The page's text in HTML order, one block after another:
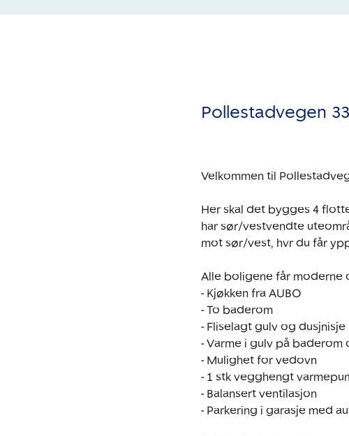
Pollestadvegen
Velkommen til
Her skal det bygges 4
har sør/vestvendte
mot sør/vest, hvr du får
Alle boligene får moderne
- Kjøkken fra AUBO
- To baderom
- Fliselagt gulv og
- Varme i gulv på baderom
- Mulighet for vedovn
- 1 stk vegghengt
- Balansert ventilasjon
- Parkering i garasje med